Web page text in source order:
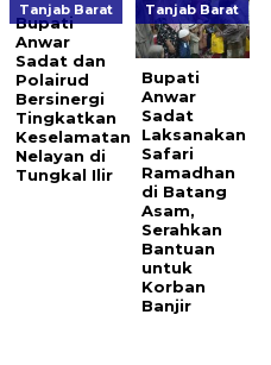
Tanjab Barat
Bupati
Anwar
Sadat dan
Polairud
Bersinergi
Tingkatkan
Keselamatan
Nelayan di
Tungkal Ilir
Tanjab Barat
Bupati
Anwar
Sadat
Laksanakan
Safari
Ramadhan
di Batang
Asam,
Serahkan
Bantuan
untuk
Korban
Banjir